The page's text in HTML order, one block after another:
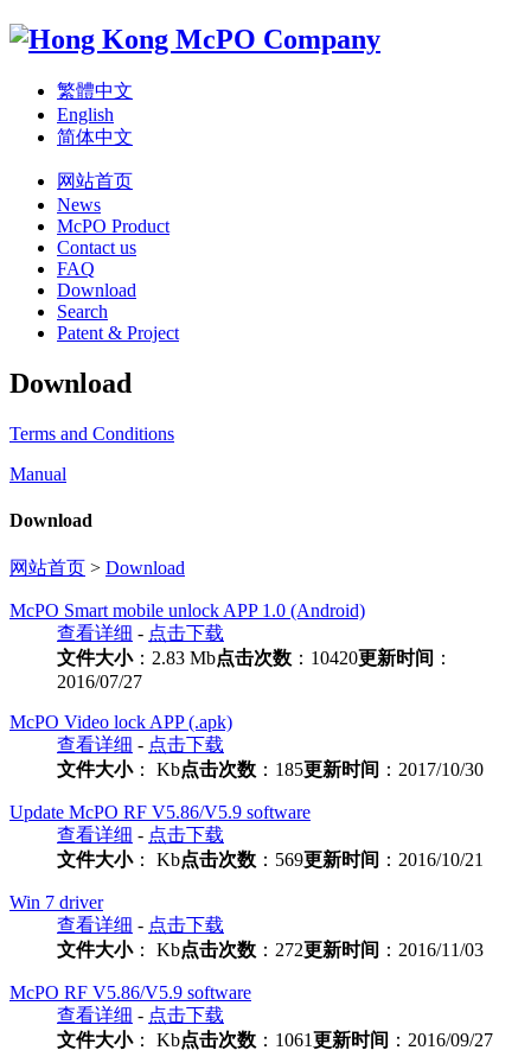
繁體中文
English
简体中文
网站首页
News
McPO Product
Contact us
FAQ
Download
Search
Patent & Project
Download
Terms and Conditions
Manual
Download
网站首页 > Download
McPO Smart mobile unlock APP 1.0 (Android)
查看详细 - 点击下载
文件大小：2.83 Mb点击次数 ：10420更新时间 ：
2016/07/27
McPO Video lock APP (.apk)
查看详细 - 点击下载
文件大小： Kb点击次数 ：185更新时间 ：2017/10/30
Update McPO RF V5.86/V5.9 software
查看详细 - 点击下载
文件大小： Kb点击次数 ：569更新时间 ：2016/10/21
Win 7 driver
查看详细 - 点击下载
文件大小： Kb点击次数 ：272更新时间 ：2016/11/03
McPO RF V5.86/V5.9 software
查看详细 - 点击下载
文件大小： Kb点击次数 ：1061更新时间 ：2016/09/27